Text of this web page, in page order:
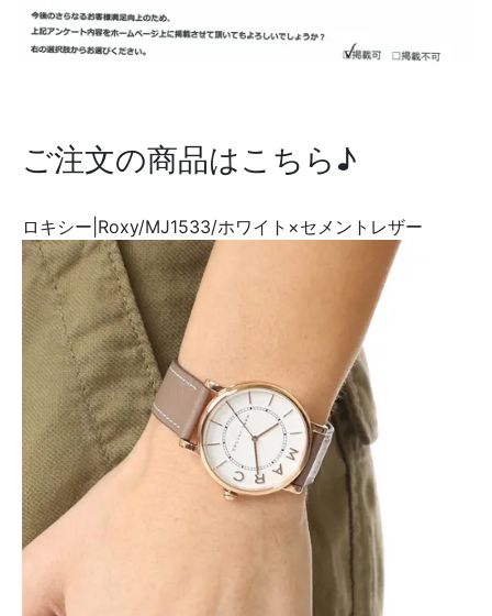
ご注文の商品はこちら♪
ロキシー|Roxy/MJ1533/ホワイト×セメントレザー